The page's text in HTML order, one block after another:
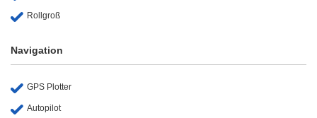
Rollgroß
Navigation
GPS Plotter
Autopilot